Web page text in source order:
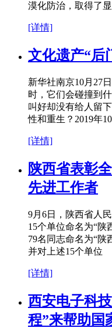
漠化防治，取得了
[详情]
文化遗产“后
新华社南京10月27
时，它们会碰撞到
叫好却没有给人留
性和重生？2019年10
[详情]
陕西省表彰
先进工作者
9月6日，陕西省人
15个单位命名为“陕
79名同志命名为“陕
并对上述15个单位
[详情]
西安电子科
程”来帮助国